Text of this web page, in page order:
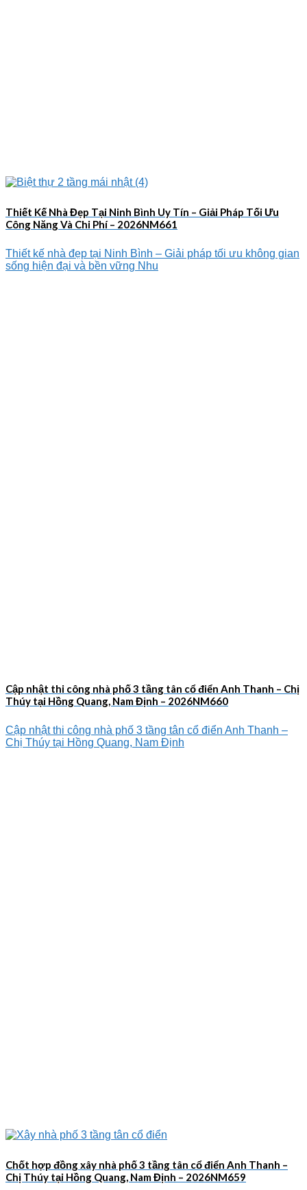
Thiết Kế Nhà Đẹp Tại Ninh Bình Uy Tín – Giải Pháp Tối Ưu
Công Năng Và Chi Phí – 2026NM661
Thiết kế nhà đẹp tại Ninh Bình – Giải pháp tối ưu không gian
sống hiện đại và bền vững Nhu
Cập nhật thi công nhà phố 3 tầng tân cổ điển Anh Thanh – Chị
Thúy tại Hồng Quang, Nam Định – 2026NM660
Cập nhật thi công nhà phố 3 tầng tân cổ điển Anh Thanh –
Chị Thúy tại Hồng Quang, Nam Định
Chốt hợp đồng xây nhà phố 3 tầng tân cổ điển Anh Thanh –
Chị Thúy tại Hồng Quang, Nam Định – 2026NM659